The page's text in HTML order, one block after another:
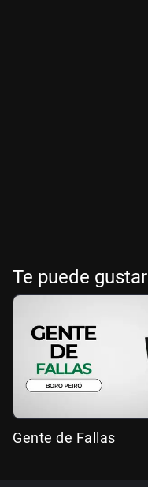
Te puede gustar
Gente de Fallas